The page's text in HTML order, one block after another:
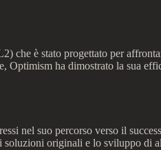
che è stato progettato per
Optimism ha dimostrato la sua
nel suo percorso verso il
soluzioni originali e lo sviluppo di